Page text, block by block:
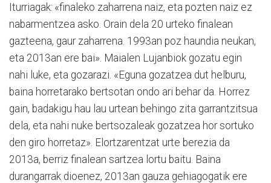
Iturriagak: «finaleko zaharrena naiz, eta pozten naiz ez
nabarmentzea asko. Orain dela 20 urteko finalean
gazteena, gaur zaharrena. 1993an poz haundia neukan,
eta 2013an ere bai». Maialen Lujanbiok gozatu egin
nahi luke, eta gozarazi. «Eguna gozatzea dut helburu,
baina horretarako bertsotan ondo ari behar da. Horrez
gain, badakigu hau lau urtean behingo zita garrantzitsua
dela, eta nahi nuke bertsozaleak gozatzea hor sortuko
den giro horretaz». Elortzarentzat urte berezia da
2013a, berriz finalean sar­tzea lortu baitu. Baina
durangarrak dioenez, 2013an gauza gehiagogatik ere